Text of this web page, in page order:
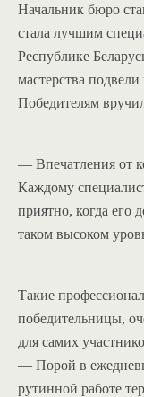
Начальник бюро
стала лучшим
Республике
мастерства
Победителям
— Впечатления от
Каждому
приятно, когда его
таком высоком
Такие
победительницы,
для самих
— Порой в
рутинной работе